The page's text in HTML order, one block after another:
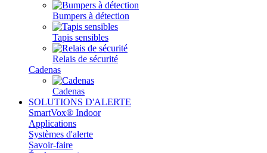
Bumpers à détection
Tapis sensibles
Relais de sécurité
Cadenas
Cadenas
SOLUTIONS D'ALERTE
SmartVox® Indoor
Applications
Systèmes d'alerte
Savoir-faire